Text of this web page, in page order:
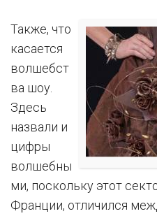
Также, что
касается
волшебст
ва шоу.
Здесь
назвали и
цифры
волшебны
ми, поскольку этот
Франции, отличился